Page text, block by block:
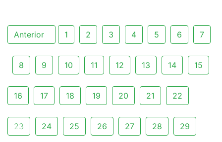
Anterior 1 2 3 4 5 6 7
8 9 10 11 12 13 14 15
16 17 18 19 20 21 22
23 24 25 26 27 28 29